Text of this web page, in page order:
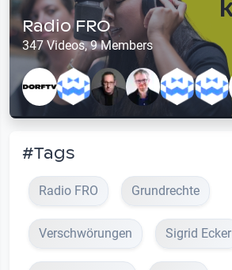
Radio FRO
347 Videos, 9 Members
#Tags
Radio FRO Grundrechte
Verschwörungen Sigrid Ecker